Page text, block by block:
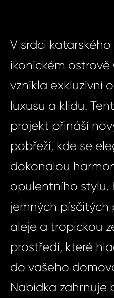
V srdci
ikonickém
vznikla exkluzivní
luxusu a klidu.
projekt přináší
pobřeží, kde se
dokonalou
opulentního stylu.
jemných
aleje a tropickou
prostředí, které
do vašeho
Nabídka zahrnuje